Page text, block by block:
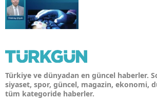
Türkiye ve dünyadan en güncel haberler.
siyaset, spor, güncel, magazin, ekonomi,
tüm kategoride haberler.